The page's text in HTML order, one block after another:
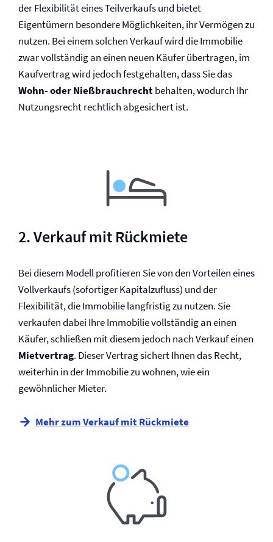
der Flexibilität eines Teilverkaufs und bietet
Eigentümern besondere Möglichkeiten, ihr Vermögen zu
nutzen. Bei einem solchen Verkauf wird die Immobilie
zwar vollständig an einen neuen Käufer übertragen, im
Kaufvertrag wird jedoch festgehalten, dass Sie das
Wohn- oder Nießbrauchrechtbehalten, wodurch Ihr
Nutzungsrecht rechtlich abgesichert ist.
2. Verkauf mit Rückmiete
Bei diesem Modell profitieren Sie von den Vorteilen eines
Vollverkaufs (sofortiger Kapitalzufluss) und der
Flexibilität, die Immobilie langfristig zu nutzen. Sie
verkaufen dabei Ihre Immobilie vollständig an einen
Käufer, schließen mit diesem jedoch nach Verkauf einen
Mietvertrag. Dieser Vertrag sichert Ihnen das Recht,
weiterhin in der Immobilie zu wohnen, wie ein
gewöhnlicher Mieter.
Mehr zum Verkauf mit Rückmiete